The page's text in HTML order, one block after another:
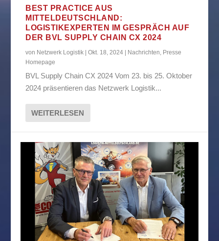
BEST PRACTICE AUS
MITTELDEUTSCHLAND:
LOGISTIKEXPERTEN IM GESPRÄCH AUF
DER BVL SUPPLY CHAIN CX 2024
von Netzwerk Logistik |Okt. 18, 2024 | Nachrichten Presse
Homepage
BVL Supply Chain CX 2024 Vom 23. bis 25. Oktober
2024 präsentieren das Netzwerk Logistik...
WEITERLESEN